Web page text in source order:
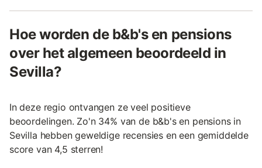
Hoe worden de b&b's en pensions
over het algemeen beoordeeld in
Sevilla?
In deze regio ontvangen ze veel positieve
beoordelingen. Zo'n 34% van de b&b's en pensions in
Sevilla hebben geweldige recensies en een gemiddelde
score van 4,5 sterren!